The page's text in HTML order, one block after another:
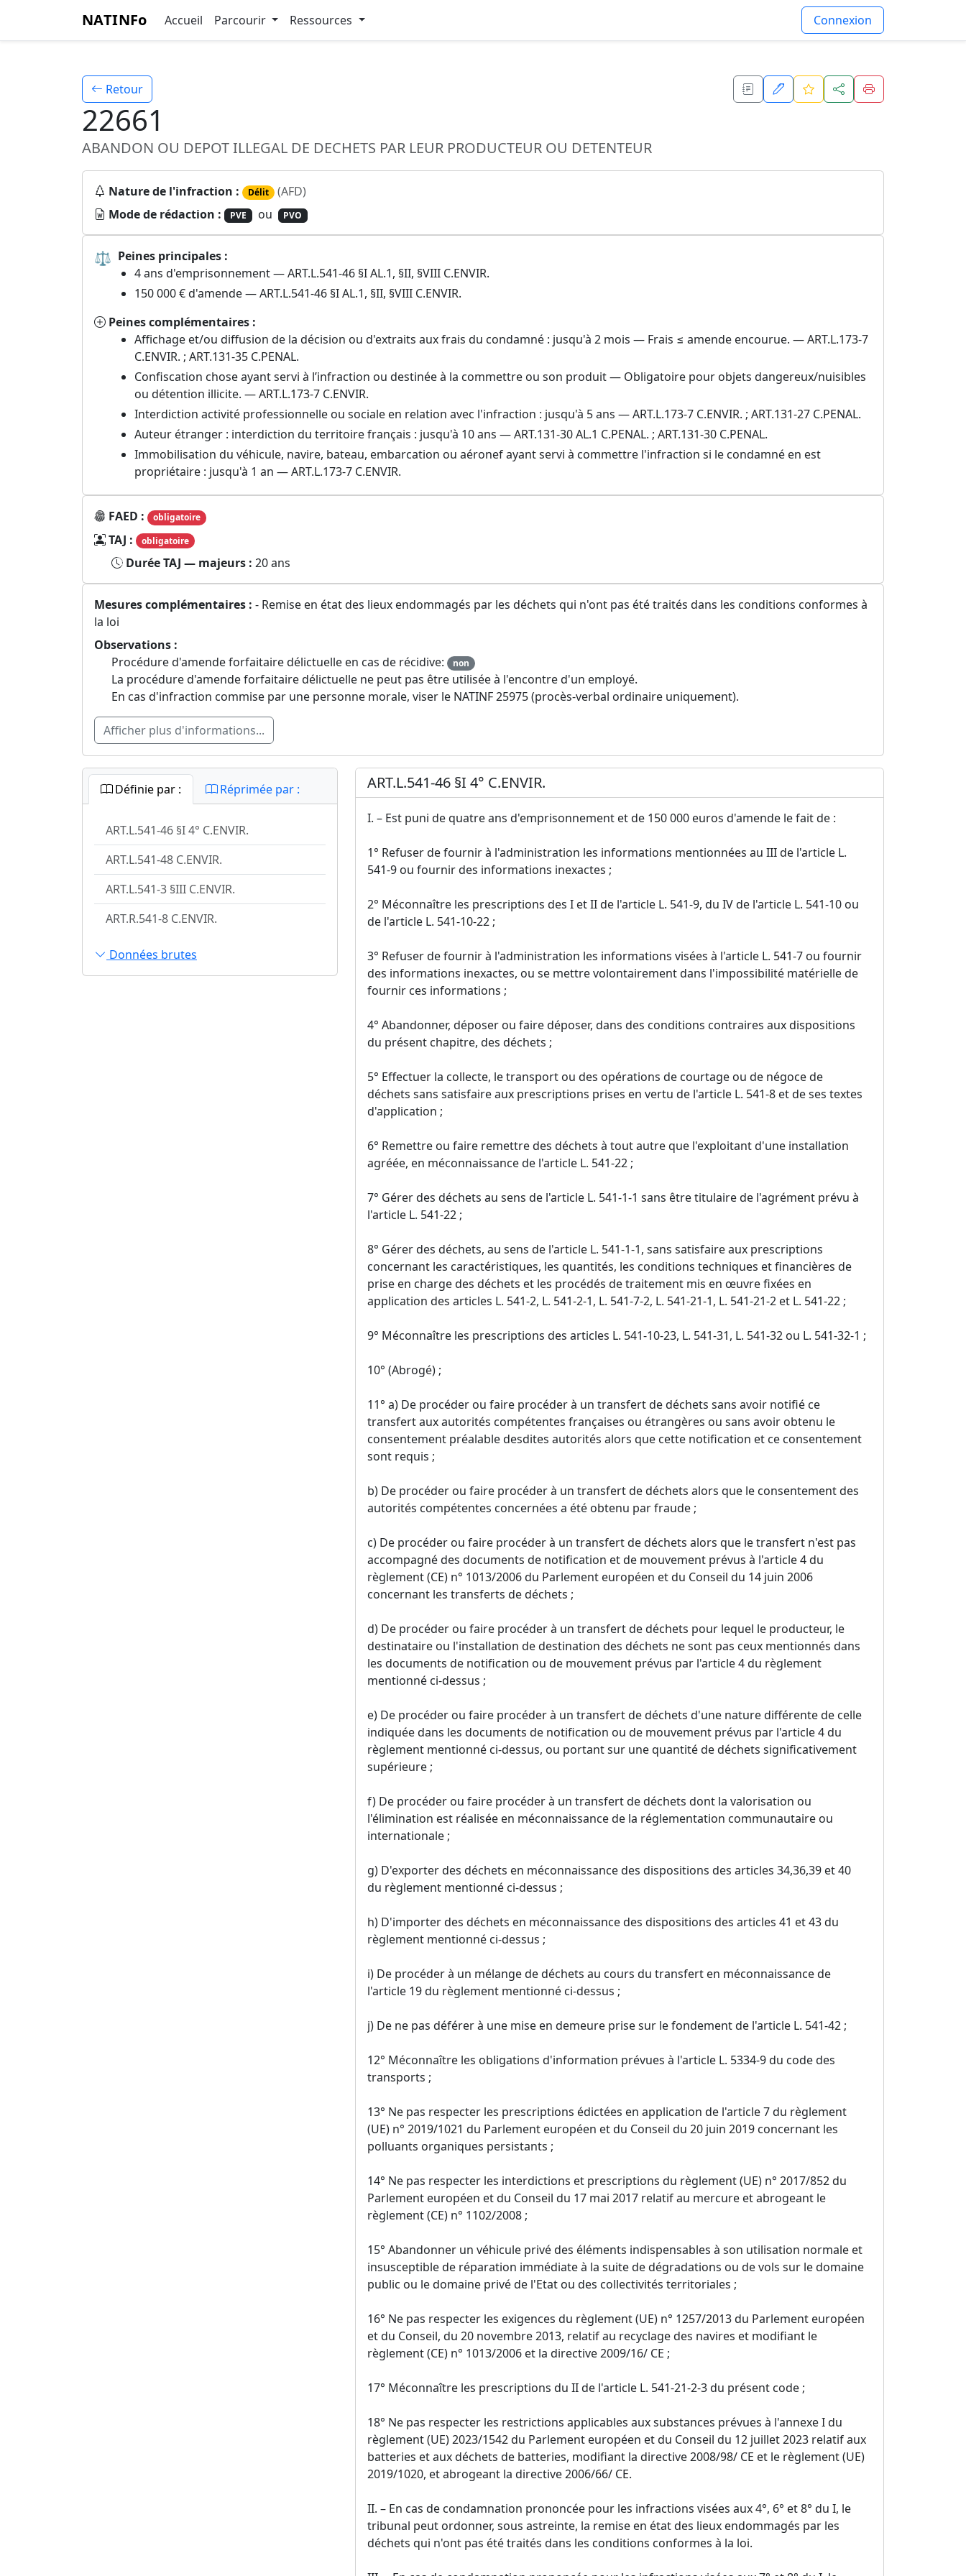
NATINFo Accueil Parcourir Ressources Connexion
Retour
22661
ABANDON OU DEPOT ILLEGAL DE DECHETS PAR LEUR PRODUCTEUR OU DETENTEUR
Nature de l'infraction : Délit (AFD)
Mode de rédaction :
PVE ou PVO
⚖ Peines principales :
4 ans d'emprisonnement — ART.L.541-46 §I AL.1, §II, §VIII C.ENVIR.
150 000 € d'amende — ART.L.541-46 §I AL.1, §II, §VIII C.ENVIR.
Peines complémentaires :
Affichage et/ou diffusion de la décision ou d'extraits aux frais du condamné : jusqu'à 2 mois — Frais ≤ amende encourue. — ART.L.173-7
C.ENVIR. ; ART.131-35 C.PENAL.
Confiscation chose ayant servi à l’infraction ou destinée à la commettre ou son produit — Obligatoire pour objets dangereux/nuisibles
ou détention illicite. — ART.L.173-7 C.ENVIR.
Interdiction activité professionnelle ou sociale en relation avec l'infraction : jusqu'à 5 ans — ART.L.173-7 C.ENVIR. ; ART.131-27 C.PENAL.
Auteur étranger : interdiction du territoire français : jusqu'à 10 ans — ART.131-30 AL.1 C.PENAL. ; ART.131-30 C.PENAL.
Immobilisation du véhicule, navire, bateau, embarcation ou aéronef ayant servi à commettre l'infraction si le condamné en est
propriétaire : jusqu'à 1 an — ART.L.173-7 C.ENVIR.
FAED : obligatoire
TAJ : obligatoire
Durée TAJ — majeurs : 20 ans
Mesures complémentaires : - Remise en état des lieux endommagés par les déchets qui n'ont pas été traités dans les conditions conformes à
la loi
Observations :
Procédure d'amende forfaitaire délictuelle en cas de récidive:
non
La procédure d'amende forfaitaire délictuelle ne peut pas être utilisée à l'encontre d'un employé.
En cas d'infraction commise par une personne morale, viser le NATINF 25975 (procès-verbal ordinaire uniquement).
Afficher plus d'informations...
Définie par : Réprimée par :
ART.L.541-46 §I 4° C.ENVIR.
ART.L.541-48 C.ENVIR.
ART.L.541-3 §III C.ENVIR.
ART.R.541-8 C.ENVIR.
Données brutes
ART.L.541-46 §I 4° C.ENVIR.
I. – Est puni de quatre ans d'emprisonnement et de 150 000 euros d'amende le fait de :
1° Refuser de fournir à l'administration les informations mentionnées au III de l'article L.
541-9 ou fournir des informations inexactes ;
2° Méconnaître les prescriptions des I et II de l'article L. 541-9, du IV de l'article L. 541-10 ou
de l'article L. 541-10-22 ;
3° Refuser de fournir à l'administration les informations visées à l'article L. 541-7 ou fournir
des informations inexactes, ou se mettre volontairement dans l'impossibilité matérielle de
fournir ces informations ;
4° Abandonner, déposer ou faire déposer, dans des conditions contraires aux dispositions
du présent chapitre, des déchets ;
5° Effectuer la collecte, le transport ou des opérations de courtage ou de négoce de
déchets sans satisfaire aux prescriptions prises en vertu de l'article L. 541-8 et de ses textes
d'application ;
6° Remettre ou faire remettre des déchets à tout autre que l'exploitant d'une installation
agréée, en méconnaissance de l'article L. 541-22 ;
7° Gérer des déchets au sens de l'article L. 541-1-1 sans être titulaire de l'agrément prévu à
l'article L. 541-22 ;
8° Gérer des déchets, au sens de l'article L. 541-1-1, sans satisfaire aux prescriptions
concernant les caractéristiques, les quantités, les conditions techniques et financières de
prise en charge des déchets et les procédés de traitement mis en œuvre fixées en
application des articles L. 541-2, L. 541-2-1, L. 541-7-2, L. 541-21-1, L. 541-21-2 et L. 541-22 ;
9° Méconnaître les prescriptions des articles L. 541-10-23, L. 541-31, L. 541-32 ou L. 541-32-1 ;
10° (Abrogé) ;
11° a) De procéder ou faire procéder à un transfert de déchets sans avoir notifié ce
transfert aux autorités compétentes françaises ou étrangères ou sans avoir obtenu le
consentement préalable desdites autorités alors que cette notification et ce consentement
sont requis ;
b) De procéder ou faire procéder à un transfert de déchets alors que le consentement des
autorités compétentes concernées a été obtenu par fraude ;
c) De procéder ou faire procéder à un transfert de déchets alors que le transfert n'est pas
accompagné des documents de notification et de mouvement prévus à l'article 4 du
règlement (CE) n° 1013/2006 du Parlement européen et du Conseil du 14 juin 2006
concernant les transferts de déchets ;
d) De procéder ou faire procéder à un transfert de déchets pour lequel le producteur, le
destinataire ou l'installation de destination des déchets ne sont pas ceux mentionnés dans
les documents de notification ou de mouvement prévus par l'article 4 du règlement
mentionné ci-dessus ;
e) De procéder ou faire procéder à un transfert de déchets d'une nature différente de celle
indiquée dans les documents de notification ou de mouvement prévus par l'article 4 du
règlement mentionné ci-dessus, ou portant sur une quantité de déchets significativement
supérieure ;
f) De procéder ou faire procéder à un transfert de déchets dont la valorisation ou
l'élimination est réalisée en méconnaissance de la réglementation communautaire ou
internationale ;
g) D'exporter des déchets en méconnaissance des dispositions des articles 34,36,39 et 40
du règlement mentionné ci-dessus ;
h) D'importer des déchets en méconnaissance des dispositions des articles 41 et 43 du
règlement mentionné ci-dessus ;
i) De procéder à un mélange de déchets au cours du transfert en méconnaissance de
l'article 19 du règlement mentionné ci-dessus ;
j) De ne pas déférer à une mise en demeure prise sur le fondement de l'article L. 541-42 ;
12° Méconnaître les obligations d'information prévues à l'article L. 5334-9 du code des
transports ;
13° Ne pas respecter les prescriptions édictées en application de l'article 7 du règlement
(UE) n° 2019/1021 du Parlement européen et du Conseil du 20 juin 2019 concernant les
polluants organiques persistants ;
14° Ne pas respecter les interdictions et prescriptions du règlement (UE) n° 2017/852 du
Parlement européen et du Conseil du 17 mai 2017 relatif au mercure et abrogeant le
règlement (CE) n° 1102/2008 ;
15° Abandonner un véhicule privé des éléments indispensables à son utilisation normale et
insusceptible de réparation immédiate à la suite de dégradations ou de vols sur le domaine
public ou le domaine privé de l'Etat ou des collectivités territoriales ;
16° Ne pas respecter les exigences du règlement (UE) n° 1257/2013 du Parlement européen
et du Conseil, du 20 novembre 2013, relatif au recyclage des navires et modifiant le
règlement (CE) n° 1013/2006 et la directive 2009/16/ CE ;
17° Méconnaître les prescriptions du II de l'article L. 541-21-2-3 du présent code ;
18° Ne pas respecter les restrictions applicables aux substances prévues à l'annexe I du
règlement (UE) 2023/1542 du Parlement européen et du Conseil du 12 juillet 2023 relatif aux
batteries et aux déchets de batteries, modifiant la directive 2008/98/ CE et le règlement (UE)
2019/1020, et abrogeant la directive 2006/66/ CE.
II. – En cas de condamnation prononcée pour les infractions visées aux 4°, 6° et 8° du I, le
tribunal peut ordonner, sous astreinte, la remise en état des lieux endommagés par les
déchets qui n'ont pas été traités dans les conditions conformes à la loi.